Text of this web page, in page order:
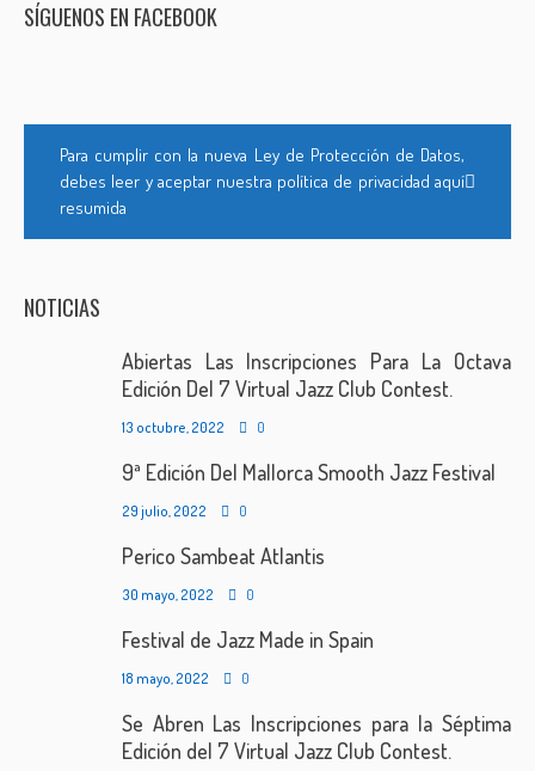
SÍGUENOS EN FACEBOOK
Para cumplir con la nueva Ley de Protección de Datos,
debes leer y aceptar nuestra política de privacidad aquí
resumida
NOTICIAS
Abiertas Las Inscripciones Para La Octava
Edición Del 7 Virtual Jazz Club Contest.
13 octubre, 2022 0
9ª Edición Del Mallorca Smooth Jazz Festival
29 julio, 2022 0
Perico Sambeat Atlantis
30 mayo, 2022 0
Festival de Jazz Made in Spain
18 mayo, 2022 0
Se Abren Las Inscripciones para la Séptima
Edición del 7 Virtual Jazz Club Contest.